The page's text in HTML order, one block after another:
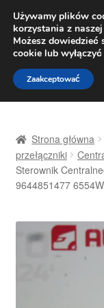
Pn.-
Przejdź
do
nawigacji
Przejdź
do
treści
Dostawa
Dostawa na cały
Kontakt
Moje konto
Strona główna
przełączniki
Sterownik
9644851477
Używamy plików
korzystania z
Możesz dowiedzieć
cookie lub
Zaakceptować